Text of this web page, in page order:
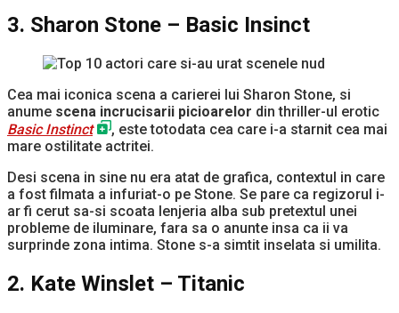
3. Sharon Stone – Basic Insinct
Cea mai iconica scena a carierei lui Sharon Stone, si
anume scena incrucisarii picioarelor din thriller-ul erotic
Basic Instinct
, este totodata cea care i-a starnit cea mai
mare ostilitate actritei.
Desi scena in sine nu era atat de grafica, contextul in care
a fost filmata a infuriat-o pe Stone. Se pare ca regizorul i-
ar fi cerut sa-si scoata lenjeria alba sub pretextul unei
probleme de iluminare, fara sa o anunte insa ca ii va
surprinde zona intima. Stone s-a simtit inselata si umilita.
2. Kate Winslet – Titanic